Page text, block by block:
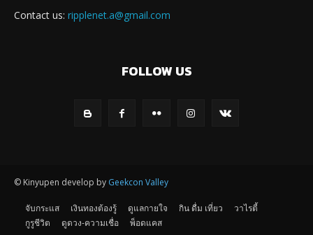
Contact us: ripplenet.a@gmail.com
FOLLOW US
© Kinyupen develop by Geekcon Valley
จับกระแส เงินทองต้องรู้ ดูแลกายใจ กิน ดื่ม เที่ยว
วาไรตี้
กูรูชีวิต
ดูดวง-ความเชื่อ พ็อดแคส